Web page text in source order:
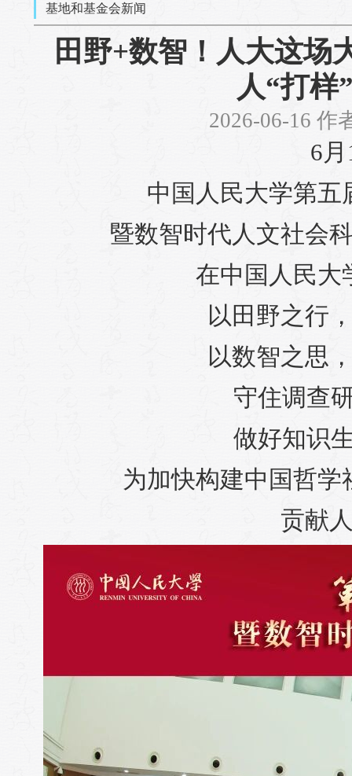
基地和基金会新闻
田野+数智！人大这场
人“打样
2026-06-16 作
6
中国人民大学第五
暨数智时代人文社会
在中国人民大
以田野之行
以数智之思
守住调查
做好知识
为加快构建中国哲
贡献